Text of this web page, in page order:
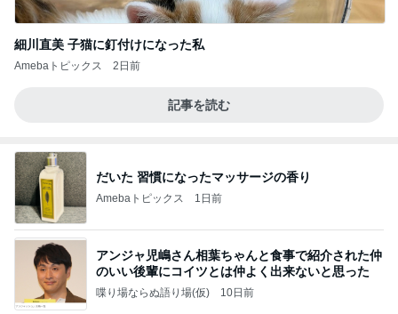
細川直美 子猫に釘付けになった私
Amebaトピックス 2日前
記事を読む
だいた 習慣になったマッサージの香り
Amebaトピックス 1日前
アンジャ児嶋さん相葉ちゃんと食事で紹介された仲
のいい後輩にコイツとは仲よく出来ないと思った
喋り場ならぬ語り場(仮) 10日前